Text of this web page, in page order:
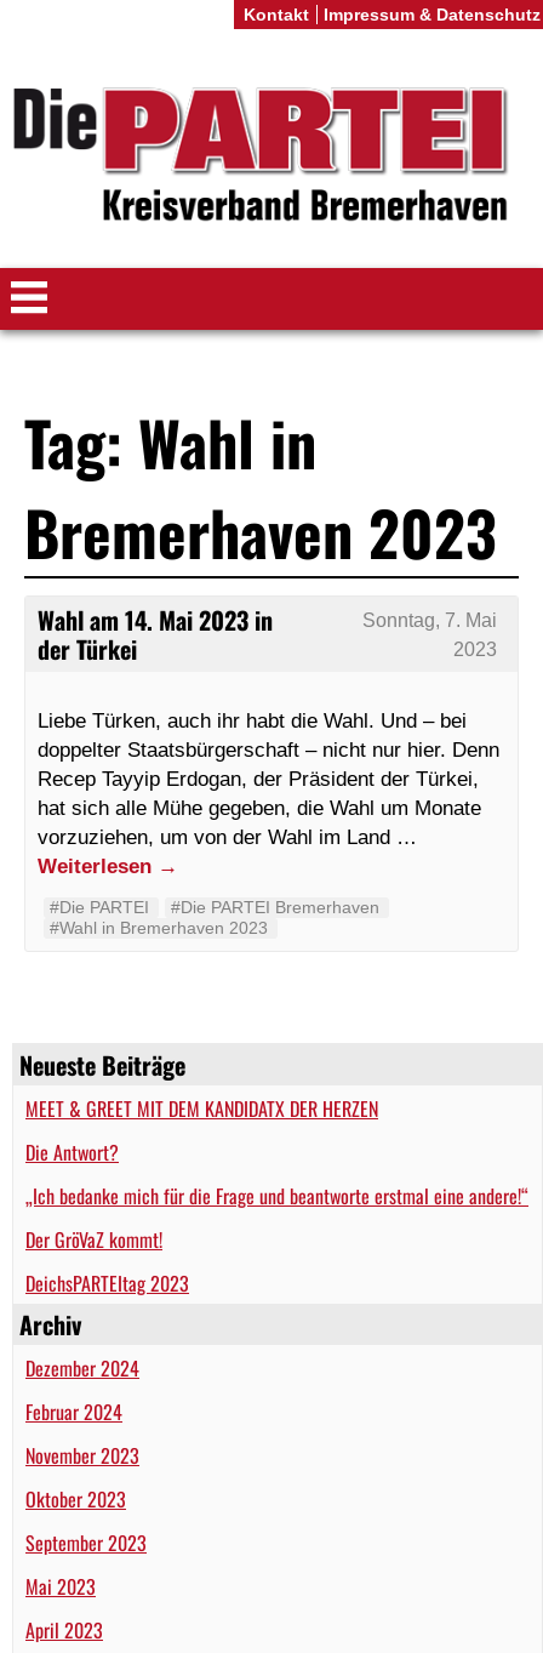
Neueste Beiträge
MEET & GREET MIT DEM KANDIDATX DER HERZEN
Die Antwort?
„Ich bedanke mich für die Frage und beantworte erstmal eine andere!“
Der GröVaZ kommt!
DeichsPARTEItag 2023
Archiv
Dezember 2024
Februar 2024
November 2023
Oktober 2023
September 2023
Mai 2023
April 2023
Tag: Wahl in
Bremerhaven 2023
Wahl am 14. Mai 2023 in
der Türkei
Sonntag, 7. Mai
2023
Liebe Türken, auch ihr habt die Wahl. Und – bei
doppelter Staatsbürgerschaft – nicht nur hier. Denn
Recep Tayyip Erdogan, der Präsident der Türkei,
hat sich alle Mühe gegeben, die Wahl um Monate
vorzuziehen, um von der Wahl im Land …
Weiterlesen →
#‬‪Die PARTEI‬
#Die PARTEI Bremerhaven
#Wahl in Bremerhaven 2023
Kontakt Impressum & Datenschutz